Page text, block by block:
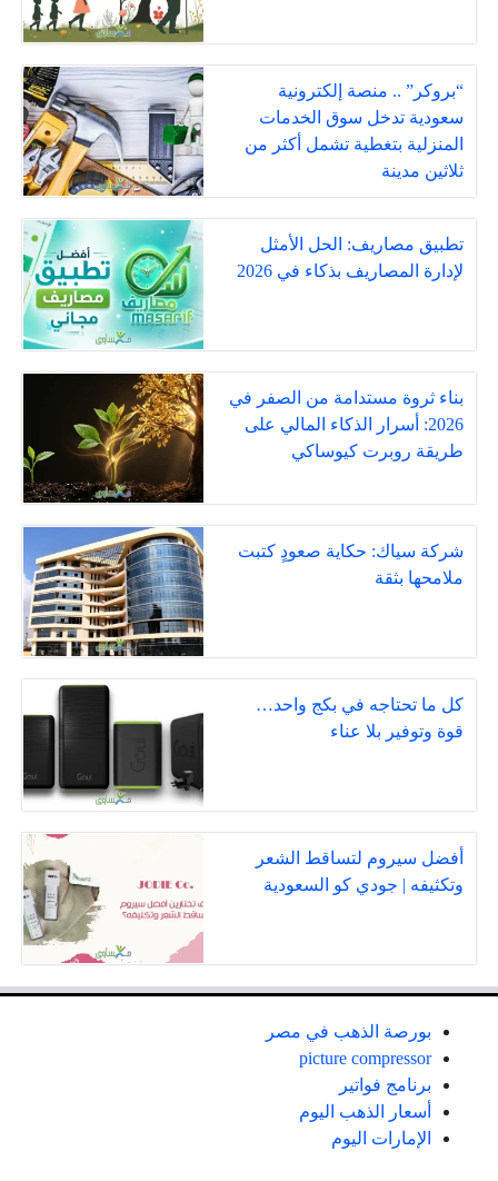
“بروكر” .. منصة إلكترونية
سعودية تدخل سوق الخدمات
المنزلية بتغطية تشمل أكثر من
ثلاثين مدينة
تطبيق مصاريف: الحل الأمثل
لإدارة المصاريف بذكاء في 2026
بناء ثروة مستدامة من الصفر في
2026: أسرار الذكاء المالي على
طريقة روبرت كيوساكي
شركة سياك: حكاية صعودٍ كتبت
ملامحها بثقة
كل ما تحتاجه في بكج واحد…
قوة وتوفير بلا عناء
أفضل سيروم لتساقط الشعر
وتكثيفه | جودي كو السعودية
بورصة الذهب في مصر
picture compressor
برنامج فواتير
أسعار الذهب اليوم
الإمارات اليوم